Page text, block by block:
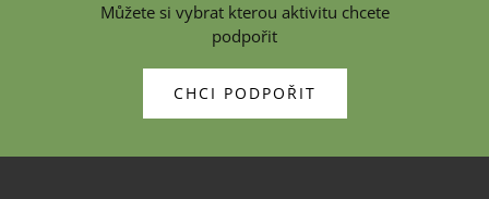
Můžete si vybrat kterou aktivitu chcete
podpořit
CHCI PODPOŘIT